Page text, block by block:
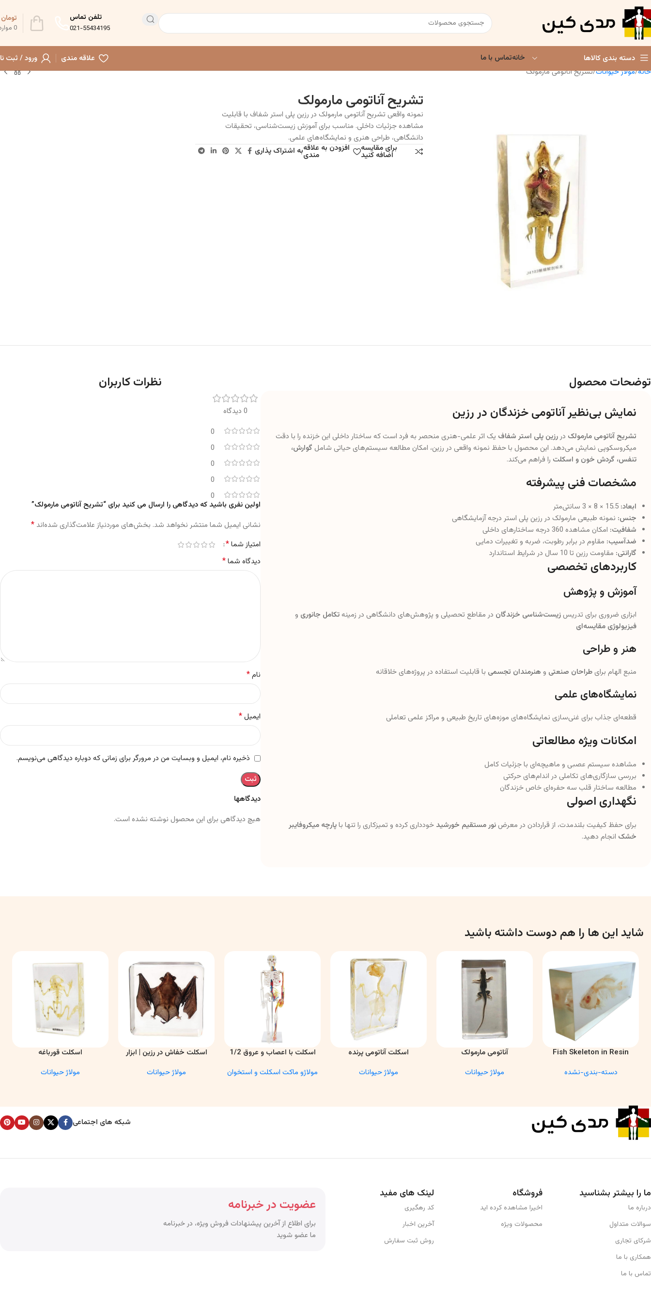
تلفن تماس
021-55434195
0
تومان
دسته بندی کالاها خانهتماس با ما علاقه مندی
ورود / ثبت
خانه مولاژ حیوانات تشریح آناتومی مارمولک
تشریح آناتومی مارمولک
نمونه واقعی تشریح آناتومی مارمولک در رزین پلی استر شفاف با قابلیت
مشاهده جزئیات داخلی. مناسب برای آموزش زیست‌شناسی، تحقیقات
دانشگاهی، طراحی هنری و نمایشگاه‌های علمی.
برای مقایسه
اضافه کنید
افزودن به علاقه
مندیبه اشتراک پذاری
توضحات محصول
نمایش بی‌نظیر آناتومی خزندگان در رزین
تشریح آناتومی مارمولک دررزین پلی استر شفاف یک اثر علمی-هنری منحصر به فرد است که ساختار داخلی این خزنده را با دقت
میکروسکوپی نمایش می‌دهد. این محصول با حفظ نمونه واقعی در رزین، امکان مطالعه سیستم‌های حیاتی شامل گوارش،
تنفس، گردش خون و اسکلت را فراهم می‌کند.
مشخصات فنی پیشرفته
ابعاد:
جنس: نمونه طبیعی مارمولک در رزین پلی استر درجه آزمایشگاهی
شفافیت: امکان مشاهده 360 درجه ساختارهای داخلی
ضدآسیب: مقاوم در برابر رطوبت، ضربه و تغییرات دمایی
گارانتی: مقاومت رزین تا 10 سال در شرایط استاندارد
کاربردهای تخصصی
آموزش و پژوهش
ابزاری ضروری برای تدریسزیست‌شناسی خزندگان در مقاطع تحصیلی و پژوهش‌های دانشگاهی در زمینه تکامل جانوری و
فیزیولوژی مقایسه‌ای
هنر و طراحی
منبع الهام برایطراحان صنعتی و هنرمندان تجسمی با قابلیت استفاده در پروژه‌های خلاقانه
نمایشگاه‌های علمی
قطعه‌ای جذاب برای غنی‌سازی نمایشگاه‌های موزه‌های تاریخ طبیعی و مراکز علمی تعاملی
امکانات ویژه مطالعاتی
مشاهده سیستم عصبی و ماهیچه‌ای با جزئیات کامل
بررسی سازگاری‌های تکاملی در اندام‌های حرکتی
مطالعه ساختار قلب سه حفره‌ای خاص خزندگان
نگهداری اصولی
برای حفظ کیفیت بلندمدت، از قراردادن در معرضنور مستقیم خورشید خودداری کرده و تمیزکاری را تنها باپارچه میکروفایبر
خشک انجام دهید.
نظرات کاربران
0 دیدگاه
0
0
0
0
0
دیدگاهها
هیچ دیدگاهی برای این محصول نوشته نشده است.
اولین نفری باشید که دیدگاهی را ارسال می کنید برای “تشریح آناتومی مارمولک”
نشانی ایمیل شما منتشر نخواهد شد. بخش‌های موردنیاز علامت‌گذاری شده‌اند*
امتیاز شما*
دیدگاه شما*
نام*
ایمیل*
ذخیره نام، ایمیل و وبسایت من در مرورگر برای زمانی که دوباره دیدگاهی می‌نویسم.
شاید این ها را هم دوست داشته باشید
اطلاعات بیشتر
Fish Skeleton in Resin
Anatomy Specimen
دسته-بندی-نشده
اطلاعات بیشترآناتومی مارمولک
مولاژ حیوانات
اطلاعات بیشتر
اسکلت آناتومی پرنده
مولاژ حیوانات
اطلاعات بیشتر
اسکلت با اعصاب و عروق 1/2
مولاژو ماکت اسکلت و استخوان
اطلاعات بیشتر
اسکلت خفاش در رزین | ابزار
مولاژ حیوانات
اطلاعات بیشتراسکلت قورباغه
مولاژ حیوانات
شبکه های اجتماعی
ما را بیشتر بشناسید
درباره ما
سوالات متداول
شرکای تجاری
همکاری با ما
تماس با ما
فروشگاه
اخیرا مشاهده کرده اید
محصولات ویژه
لینک های مفید
کد رهگیری
آخرین اخبار
روش ثبت سفارش
عضویت در خبرنامه
برای اطلاع از آخرین پیشنهادات فروش ویژه، در خبرنامه
ما عضو شوید